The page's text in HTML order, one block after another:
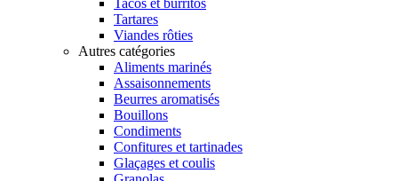
Tacos et burritos
Tartares
Viandes rôties
Autres catégories
Aliments marinés
Assaisonnements
Beurres aromatisés
Bouillons
Condiments
Confitures et tartinades
Glaçages et coulis